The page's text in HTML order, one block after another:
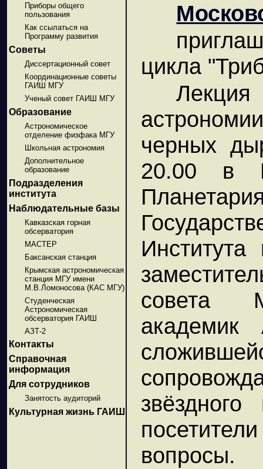
Приборы общего
пользования
Как ссылаться на
Программу развития
Советы
Диссертационный совет
Координационные советы
ГАИШ МГУ
Ученый совет ГАИШ МГУ
Образование
Астрономическое
отделение физфака МГУ
Школьная астрономия
Дополнительное
образование
Подразделения
института
Наблюдательные базы
Кавказская горная
обсерватория
МАСТЕР
Баксанская станция
Крымская астрономическая
станция МГУ имени
М.В.Ломоносова (КАС МГУ)
Студенческая
Астрономическая
обсерватория ГАИШ
АЗТ-2
Контакты
Справочная
информация
Для сотрудников
Занятость аудиторий
Культурная жизнь ГАИШ
цикла
черных
20.00 в
совета
академик
вопросы.